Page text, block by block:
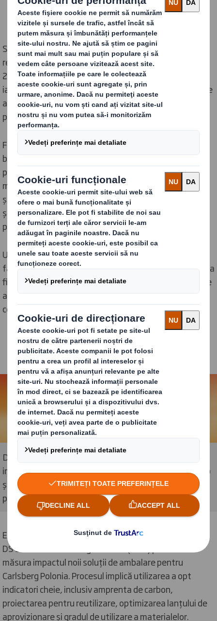
Soluția de ambalare a produsului este complet
reciclabilă și se preconizează că va economisi până la
224 de tone de CO2 anual pentru Carlsberg în Polonia,
iar designul pe bază de fibre cu colțuri rotunjite este, de
asemenea, conceput pentru a proteja și a păstra
produsele intacte în timpul transportului.
Forma rotunjită a DS Smith Round Wrap prezintă
beneficii cheie pentru Carlsberg Polonia în ceea ce
privește brandingul și designul, deoarece oferă mai
multe oportunități de a poziționa identitatea de brand
și grafica pe colțurile rotunjite ale ambalajului, precum
și pe întreaga suprafață laterală de 360 de grade a
pachetului.
Un sondaj realizat de DS Smith și Toluna a evidențiat
faptul că consumatorii preferă DS Smith Round Wrap ca
fiind un "design îmbunătățit de wrap around
" deoarece
are un aspect care "iese în evidență pe raft" în
comparație cu alte soluții de ambalare.
DS Smith colaborează cu Carlsberg în Polonia pentru a
implementa ambalajul cu colțuri rotunjite Round Wrap
și a reduce utilizarea foliei termocontractabile pe
paleți
Echipa de design DS Smith a utilizat instrumentul unic
DS Smith Circular Design Metrics (CDM) pentru a
măsura impactul noii soluții de ambalare pentru
Carlsberg Polonia. Procesul implică utilizarea a opt
indicatori cheie, inclusiv amprenta de carbon,
proiectarea pentru reutilizare, optimizarea lanțului de
aprovizionare și gradul de utilizare a materialelor.